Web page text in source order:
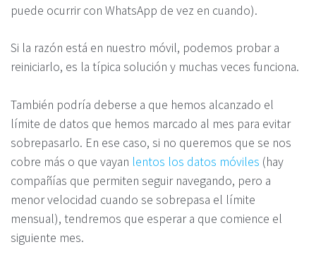
puede ocurrir con WhatsApp de vez en cuando).
Si la razón está en nuestro móvil, podemos probar a
reiniciarlo, es la típica solución y muchas veces funciona.
También podría deberse a que hemos alcanzado el
límite de datos que hemos marcado al mes para evitar
sobrepasarlo. En ese caso, si no queremos que se nos
cobre más o que vayan lentos los datos móviles (hay
compañías que permiten seguir navegando, pero a
menor velocidad cuando se sobrepasa el límite
mensual), tendremos que esperar a que comience el
siguiente mes.